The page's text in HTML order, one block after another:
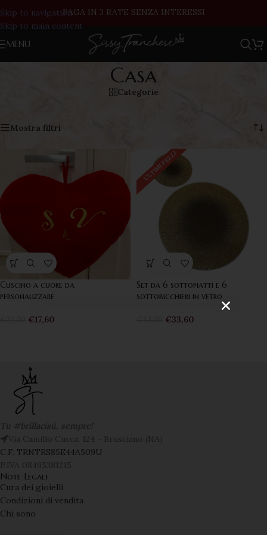
Skip to navigation
Skip to main content
PAGA IN 3 RATE SENZA INTERESSI
MENU
Casa
Categorie
Mostra filtri
Cuscino a cuore da
personalizzare
€17,60
ULTIMI PEZZI
Set da 6 sottopiatti e 6
sottobicchieri in vetro
€33,60
Tu #brillacisù, sempre!
Via Camillo Cucca, 124 - Brusciano (NA)
C.F. TRNTRS85E44A509U
Note Legali
Cura dei gioielli
Condizioni di vendita
Chi sono
VOGLIO ISCRIVERMI!